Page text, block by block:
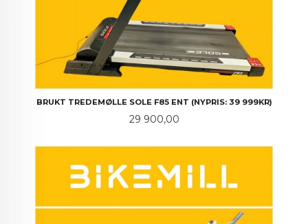
BRUKT TREDEMØLLE SOLE F85 ENT (NYPRIS: 39 999KR)
Pris
29 900,00